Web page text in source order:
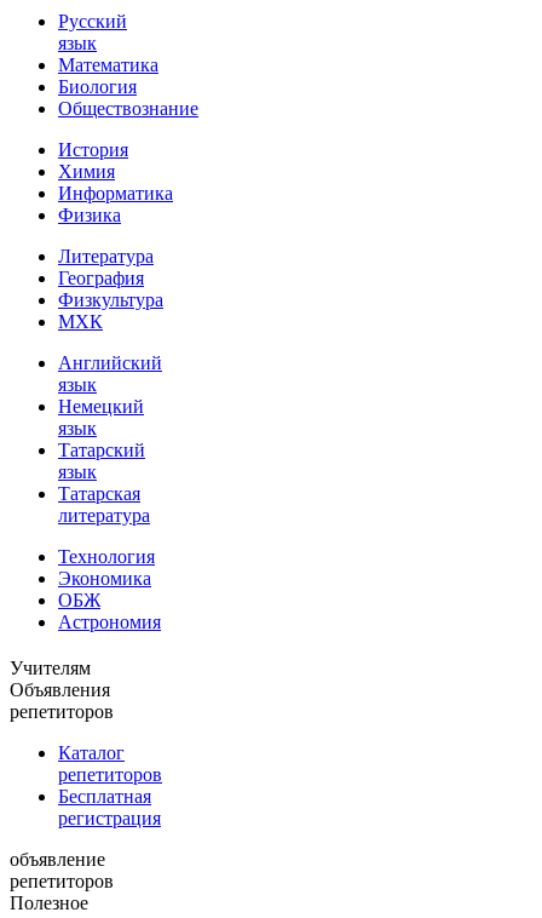
Русский
язык
Математика
Биология
Обществознание
История
Химия
Информатика
Физика
Литература
География
Физкультура
МХК
Английский
язык
Немецкий
язык
Татарский
язык
Татарская
литература
Технология
Экономика
ОБЖ
Астрономия
Учителям
Объявления
репетиторов
Каталог
репетиторов
Бесплатная
регистрация
объявление
репетиторов
Полезное